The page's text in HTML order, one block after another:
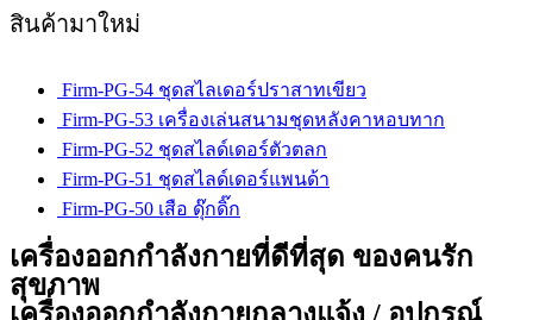
สินค้ามาใหม่
Firm-PG-54 ชุดสไลเดอร์ปราสาทเขียว
Firm-PG-53 เครื่องเล่นสนามชุดหลังคาหอบทาก
Firm-PG-52 ชุดสไลด์เดอร์ตัวตลก
Firm-PG-51 ชุดสไลด์เดอร์แพนด้า
Firm-PG-50 เสือ ดุ๊กดิ๊ก
เครื่องออกกำลังกายที่ดีที่สุด ของคนรัก
สุขภาพ